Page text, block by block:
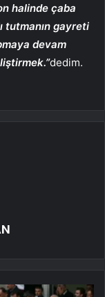
halinde çaba
tutmanın gayreti
devam
dedim.